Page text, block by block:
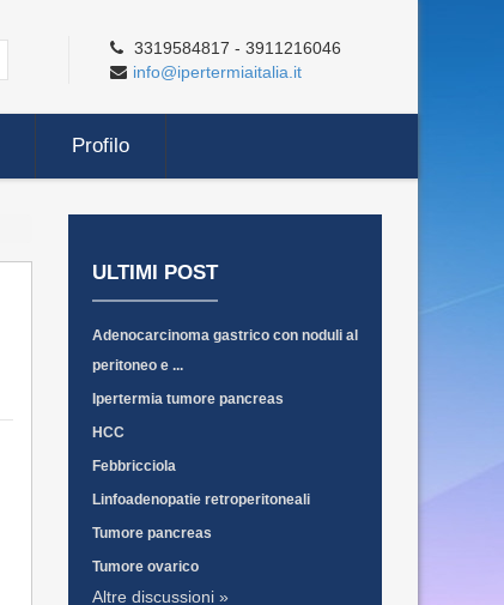
3319584817 - 3911216046
info@ipertermiaitalia.it
Profilo
ULTIMI POST
Adenocarcinoma gastrico con noduli al
peritoneo e ...
Ipertermia tumore pancreas
HCC
Febbricciola
Linfoadenopatie retroperitoneali
Tumore pancreas
Tumore ovarico
Altre discussioni »